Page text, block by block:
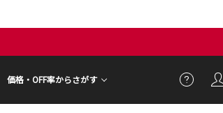
価格・OFF率からさがす